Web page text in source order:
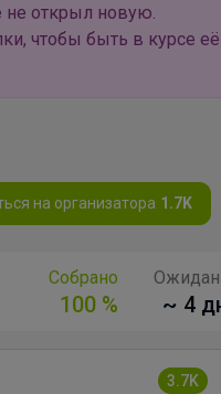
не открыл новую.
чтобы быть в курсе её
на организатора 1.7K
Собрано
100 % ~ 4
3.7K